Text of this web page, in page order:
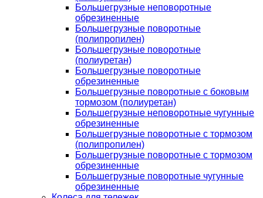
Большегрузные неповоротные
обрезиненные
Большегрузные поворотные
(полипропилен)
Большегрузные поворотные
(полиуретан)
Большегрузные поворотные
обрезиненные
Большегрузные поворотные с боковым
тормозом (полиуретан)
Большегрузные неповоротные чугунные
обрезиненные
Большегрузные поворотные с тормозом
(полипропилен)
Большегрузные поворотные с тормозом
обрезиненные
Большегрузные поворотные чугунные
обрезиненные